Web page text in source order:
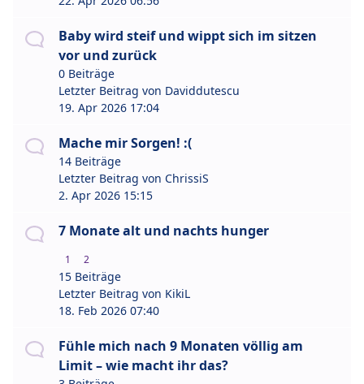
Baby wird steif und wippt sich im sitzen
vor und zurück
0 Beiträge
Letzter Beitrag von Daviddutescu
19. Apr 2026 17:04
Mache mir Sorgen! :(
14 Beiträge
Letzter Beitrag von ChrissiS
2. Apr 2026 15:15
7 Monate alt und nachts hunger
1 2
15 Beiträge
Letzter Beitrag von KikiL
18. Feb 2026 07:40
Fühle mich nach 9 Monaten völlig am
Limit – wie macht ihr das?